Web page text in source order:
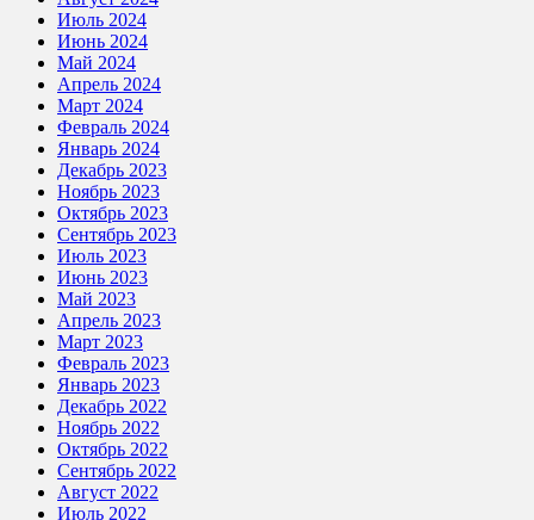
Июль 2024
Июнь 2024
Май 2024
Апрель 2024
Март 2024
Февраль 2024
Январь 2024
Декабрь 2023
Ноябрь 2023
Октябрь 2023
Сентябрь 2023
Июль 2023
Июнь 2023
Май 2023
Апрель 2023
Март 2023
Февраль 2023
Январь 2023
Декабрь 2022
Ноябрь 2022
Октябрь 2022
Сентябрь 2022
Август 2022
Июль 2022